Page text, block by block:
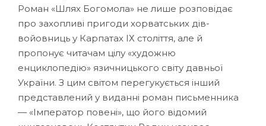
Роман «Шлях Богомола» не лише розповідає
про захопливі пригоди хорватських дів-
войовниць у Карпатах ІХ століття, але й
пропонує читачам цілу «художню
енциклопедію» язичницького світу давньої
України. З цим світом перегукується інший
представлений у виданні роман письменника
— «Імператор повені», що його відомий